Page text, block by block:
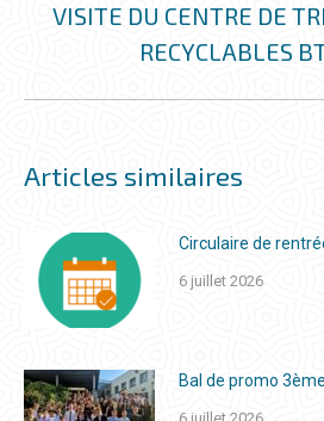
Onglet
suivant
VISITE DU CENTRE DE
RECYCLABLES
Articles similaires
Circulaire de
6 juillet 2026
Bal de promo 3ème